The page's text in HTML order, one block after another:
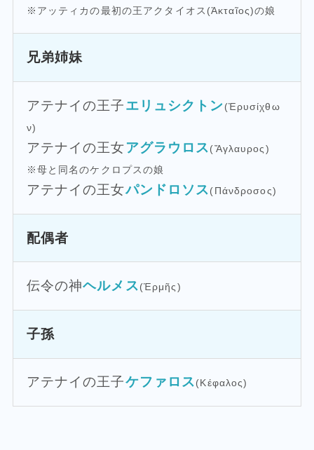
※アッティカの最初の王アクタイオス(Ἀκταῖος)の娘
兄弟姉妹
アテナイの王子エリュシクトン (Ἐρυσίχθω
ν)
アテナイの王女アグラウロス(Ἄγλαυρος)
※母と同名のケクロプスの娘
アテナイの王女パンドロソス(Πάνδροσος)
配偶者
伝令の神ヘルメス(Ἑρμῆς)
子孫
アテナイの王子ケファロス(Κέφαλος)